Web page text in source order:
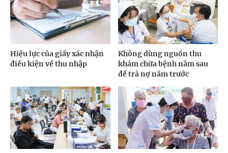
Hiệu lực của giấy xác nhận
điều kiện về thu nhập
Không dùng nguồn thu
khám chữa bệnh năm sau
để trả nợ năm trước